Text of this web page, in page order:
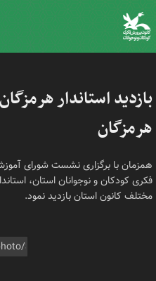
بازدید استاندار
هرمزگان
همزمان با برگزاری نشست شورای
فکری کودکان و نوجوانان استان،
مختلف کانون استان بازدید نمود.